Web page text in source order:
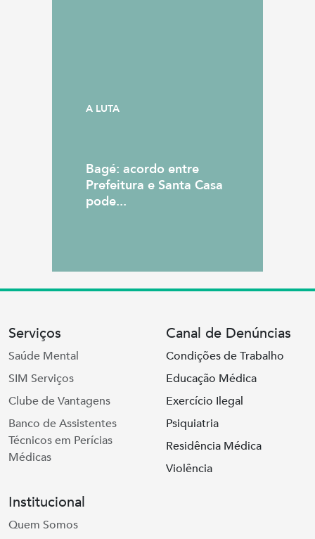
A LUTA
Bagé: acordo entre
Prefeitura e Santa Casa
pode...
Serviços
Saúde Mental
SIM Serviços
Clube de Vantagens
Banco de Assistentes
Técnicos em Perícias
Médicas
Canal de Denúncias
Condições de Trabalho
Educação Médica
Exercício Ilegal
Psiquiatria
Residência Médica
Violência
Institucional
Quem Somos